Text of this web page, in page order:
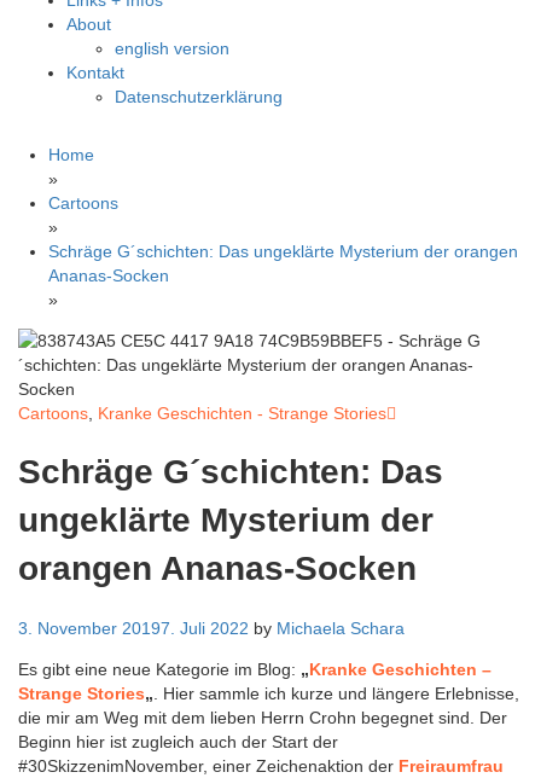
About
english version
Kontakt
Datenschutzerklärung
Home
»
Cartoons
»
Schräge G´schichten: Das ungeklärte Mysterium der orangen
Ananas-Socken
»
Cartoons, Kranke Geschichten - Strange Stories
Schräge G´schichten: Das
ungeklärte Mysterium der
orangen Ananas-Socken
3. November 20197. Juli 2022 by Michaela Schara
Es gibt eine neue Kategorie im Blog: „Kranke Geschichten –
Strange Stories„ . Hier sammle ich kurze und längere Erlebnisse,
die mir am Weg mit dem lieben Herrn Crohn begegnet sind. Der
Beginn hier ist zugleich auch der Start der
#30SkizzenimNovember, einer Zeichenaktion der Freiraumfrau